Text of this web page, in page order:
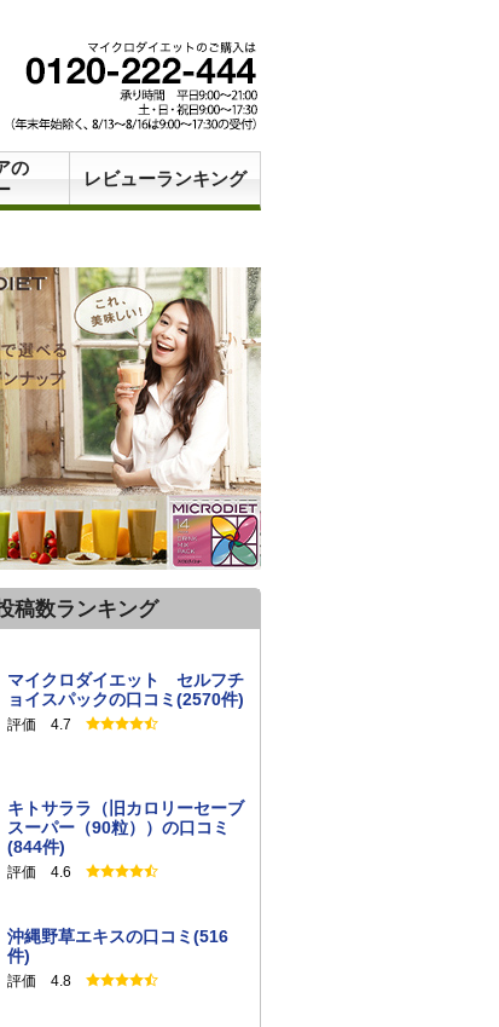
の
レビューランキング
稿数ランキング
マイクロダイエット セルフチ
ョイスパックの口コミ(2570件)
評価 4.7
キトサララ（旧カロリーセーブ
スーパー（90粒））の口コミ
(844件)
評価 4.6
沖縄野草エキスの口コミ(516
件)
評価 4.8